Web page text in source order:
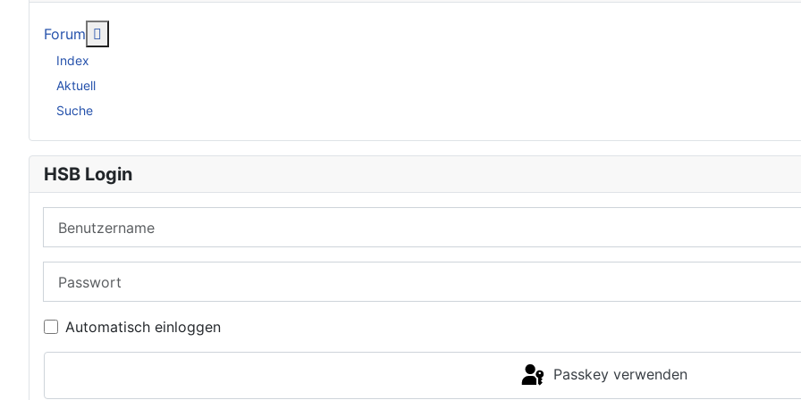
Forum
Index
Aktuell
Suche
HSB Login
Automatisch einloggen
Passkey verwenden